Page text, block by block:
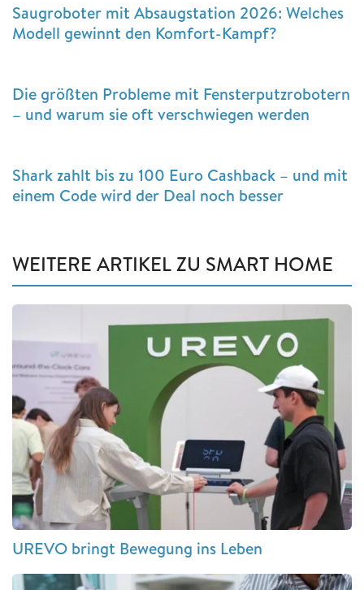
Saugroboter mit Absaugstation 2026: Welches
Modell gewinnt den Komfort-Kampf?
Die größten Probleme mit Fensterputzrobotern
– und warum sie oft verschwiegen werden
Shark zahlt bis zu 100 Euro Cashback – und mit
einem Code wird der Deal noch besser
WEITERE ARTIKEL ZU SMART HOME
UREVO bringt Bewegung ins Leben